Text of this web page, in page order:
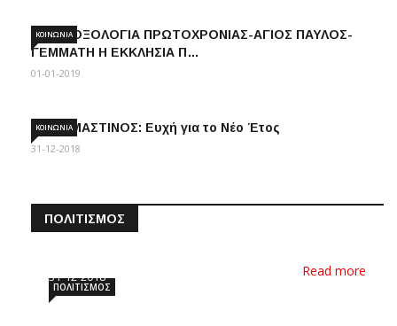
ΚΩΣ ΔΟΞΟΛΟΓΙΑ ΠΡΩΤΟΧΡΟΝΙΑΣ-ΑΓΙΟΣ ΠΑΥΛΟΣ-
ΓΕΜΜΑΤΗ Η ΕΚΚΛΗΣΙΑ Π…
ΚΟΙΝΩΝΊΑ
01-01-2019
Δ.ΚΡΕΜΑΣΤΙΝΟΣ: Ευχή για το Νέο Έτος
ΚΟΙΝΩΝΊΑ
31-12-2018
ΠΟΛΙΤΙΣΜΌΣ
Εκδήλωση της ενορίας των Αγίων
31-12-2018
ΠΟΛΙΤΙΣΜΌΣ
Read more